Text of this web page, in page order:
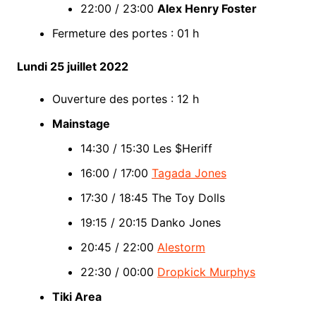
22:00 / 23:00 Alex Henry Foster
Fermeture des portes : 01 h
Lundi 25 juillet 2022
Ouverture des portes : 12 h
Mainstage
14:30 / 15:30 Les $Heriff
16:00 / 17:00 Tagada Jones
17:30 / 18:45 The Toy Dolls
19:15 / 20:15 Danko Jones
20:45 / 22:00 Alestorm
22:30 / 00:00 Dropkick Murphys
Tiki Area